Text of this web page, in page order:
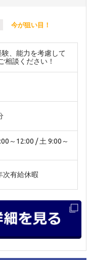
今が狙い目！
、能力を考慮して
相談ください！
～12:00 / 土 9:00～
次有給休暇